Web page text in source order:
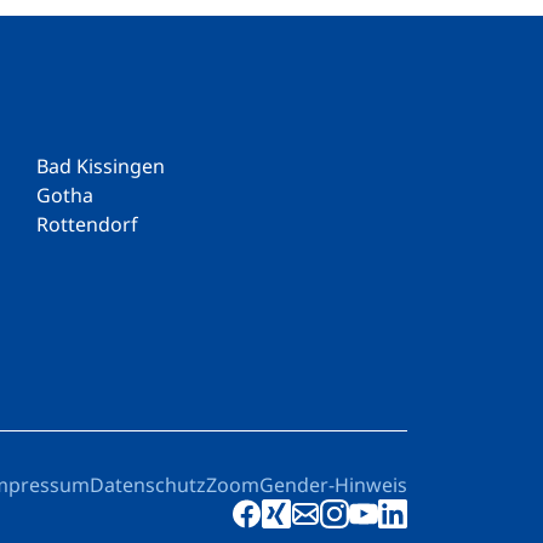
Bad Kissingen
Gotha
Rottendorf
DatenschutzZoomGender-Hinweis